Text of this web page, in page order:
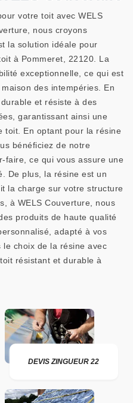
votre toit avec WELS
nous croyons
la solution idéale pour
à Pommeret, 22120. La
exceptionnelle, ce qui est
des intempéries. En
et résiste à des
garantissant ainsi une
toit. En optant pour la résine
bénéficiez de notre
faire, ce qui vous assure une
De plus, la résine est un
la charge sur votre structure
à WELS Couverture, nous
produits de haute qualité
adapté à vos
le choix de la résine avec
résistant et durable à
DEVIS ZINGUEUR 22